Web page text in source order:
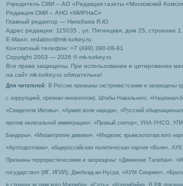
Учредитель СМИ – АО «Редакция газеты «Московский
Редакция СМИ – АНО «МИРНаС»
Главный редактор — Ниязбаев Я.Ю.
Адрес редакции: 115035 , ул. Пятницкая, дом 25, строение 1.
Е-Маил: redaktor@mk-turkey.ru
Контактный телефон: +7 (499) 390-08-91
Copyright 2003 — 2026 © mk-turkey.ru
Все права защищены. При использовании и цитировании
на сайт mk-turkey.ru обязательна!
Для читателей : В России признаны экстремистскими и запрещены
с коррупцией, признан иноагентом), Штабы Навального, «Национал-
«Свидетели Иеговы», «Армия воли народа», «Русский
против нелегальной иммиграции», «Правый сектор», УНА-УНСО,
Бандеры», «Мизантропик дивижн», «Меджлис крымскотатарского
«Артподготовка», общероссийская политическая партия «Воля»,
Признаны террористическими и запрещены: «Движение Талибан»,
государство» (ИГ, ИГИЛ), Джебхад-ан-Нусра, «АУМ Синрике»,